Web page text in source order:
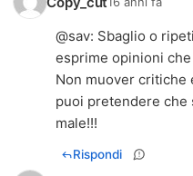
@sav: Sbaglio o
esprime opinioni
Non muover critiche
puoi pretendere che
male!!!
Rispondi